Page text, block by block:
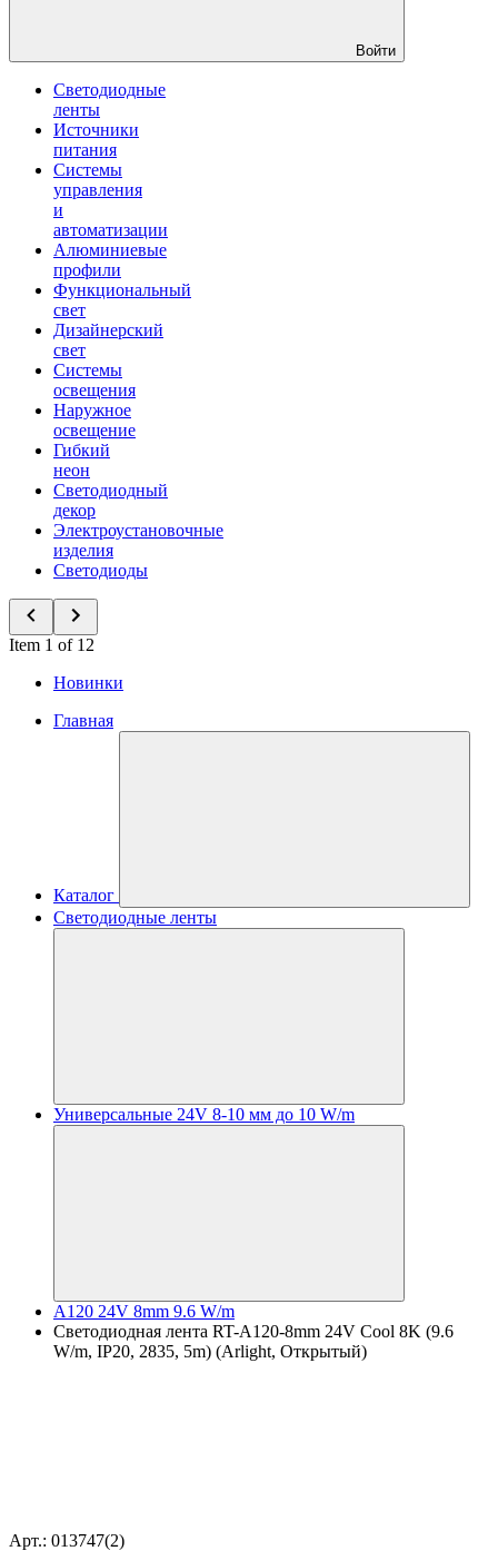
Войти
Светодиодные
ленты
Источники
питания
Системы
управления
и
автоматизации
Алюминиевые
профили
Функциональный
свет
Дизайнерский
свет
Системы
освещения
Наружное
освещение
Гибкий
неон
Светодиодный
декор
Электроустановочные
изделия
Светодиоды
Item 1 of 12
Новинки
Главная
Каталог
Светодиодные ленты
Универсальные 24V 8-10 мм до 10 W/m
A120 24V 8mm 9.6 W/m
Светодиодная лента RT-A120-8mm 24V Cool 8K (9.6
W/m, IP20, 2835, 5m) (Arlight, Открытый)
Арт.: 013747(2)